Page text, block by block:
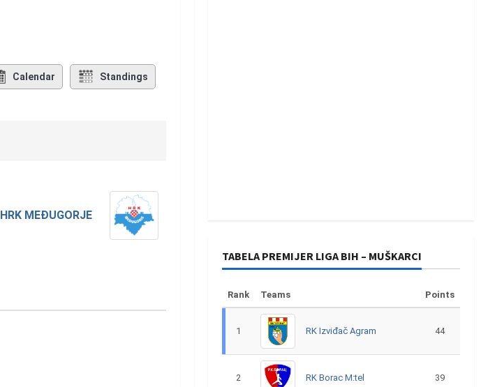
Calendar Standings
HRK MEĐUGORJE
TABELA PREMIJER LIGA BIH – MUŠKARCI
Rank Teams Points
1 RK Izviđač Agram 44
2 RK Borac M:tel 39